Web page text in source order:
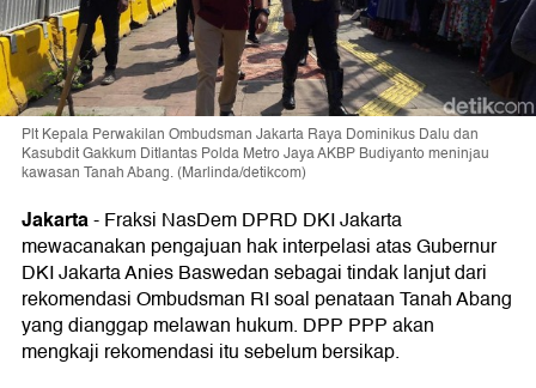
Plt Kepala Perwakilan Ombudsman Jakarta Raya Dominikus Dalu dan
Kasubdit Gakkum Ditlantas Polda Metro Jaya AKBP Budiyanto meninjau
kawasan Tanah Abang. (Marlinda/detikcom)
Jakarta-Fraksi NasDem DPRD DKI Jakarta
mewacanakan pengajuan hak interpelasi atas Gubernur
DKI Jakarta Anies Baswedan sebagai tindak lanjut dari
rekomendasi Ombudsman RI soal penataan Tanah Abang
yang dianggap melawan hukum. DPP PPP akan
mengkaji rekomendasi itu sebelum bersikap.